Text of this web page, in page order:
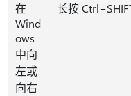
在
Wind
ows
中向
左或
向右
长按